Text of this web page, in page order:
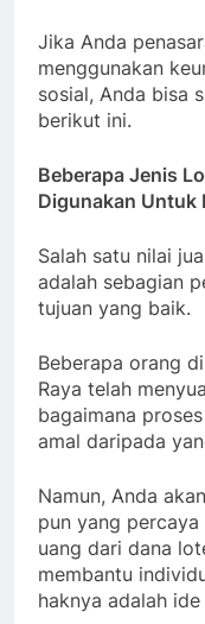
Jika Anda
menggunakan
sosial, Anda bisa
berikut ini.
Beberapa Jenis
Digunakan Untuk
Salah satu nilai
adalah sebagian
tujuan yang baik.
Beberapa orang
Raya telah
bagaimana
amal daripada
Namun, Anda
pun yang
uang dari dana
membantu
haknya adalah